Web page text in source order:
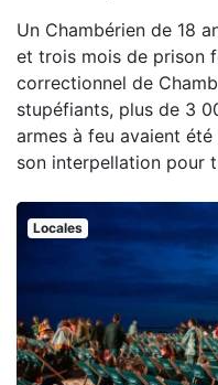
Un Chambérien de 18
et trois mois de prison
correctionnel de
stupéfiants, plus de 3
armes à feu avaient
son interpellation pour
Locales